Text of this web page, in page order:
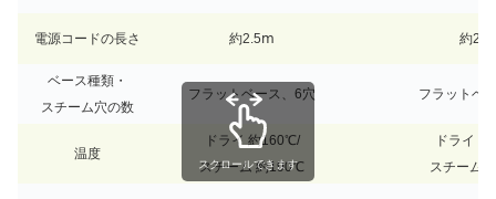
電源コードの長さ 約2.5ⅿ 約
ベース種類・
スチーム穴の数
フラットベース、6穴 フラットベ
温度
ドライ 約160℃/
スチーム 約190℃
ドライ
スチーム
スクロールできます